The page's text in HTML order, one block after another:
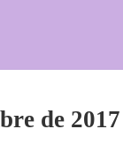
de 2017